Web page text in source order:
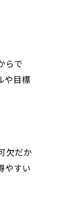
らで
や目標
欠だか
やすい